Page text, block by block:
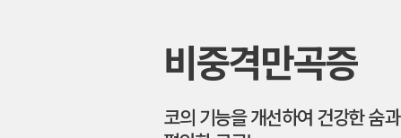
비중격만곡증
코의 기능을 개선하여 건강한 숨과